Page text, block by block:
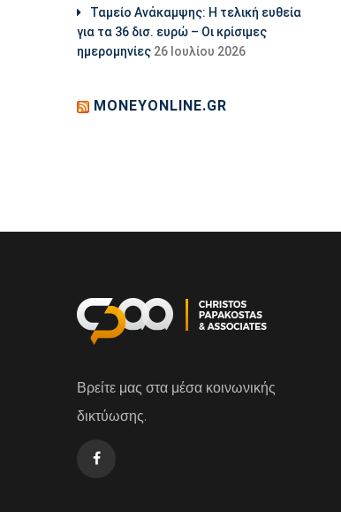
Ταμείο Ανάκαμψης: Η τελική ευθεία
για τα 36 δισ. ευρώ – Οι κρίσιμες
ημερομηνίες 26 Ιουλίου 2026
MONEYONLINE.GR
Βρείτε μας στα μέσα κοινωνικής
δικτύωσης.